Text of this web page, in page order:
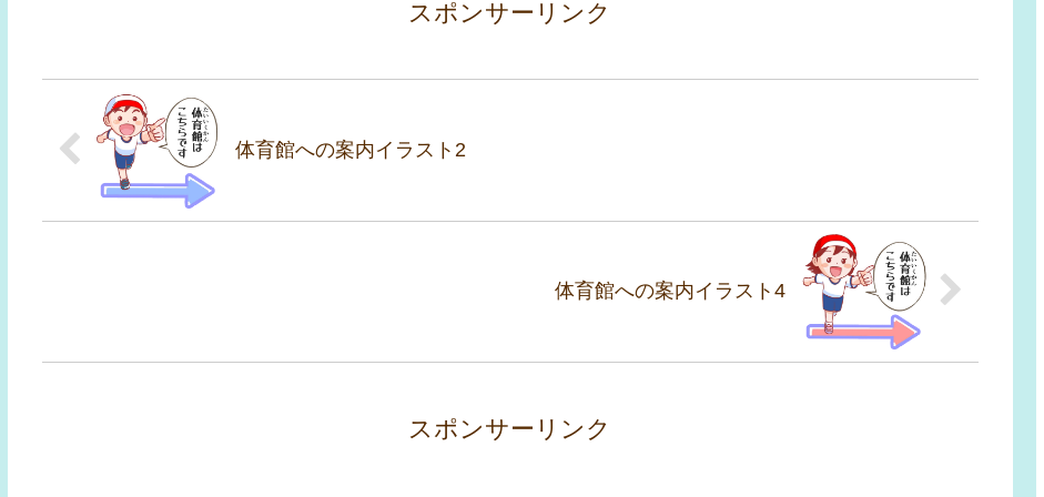
スポンサーリンク
体育館への案内イラスト2
体育館への案内イラスト4
スポンサーリンク